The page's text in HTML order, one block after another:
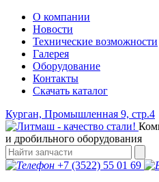
О компании
Новости
Технические возможности
Галерея
Оборудование
Контакты
Скачать каталог
Курган, Промышленная 9, стр.4
и дробильного оборудования
+7 (3522) 55 01 69